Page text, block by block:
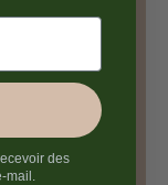
des
mail.